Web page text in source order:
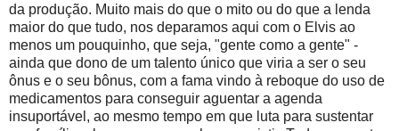
da produção. Muito mais do que o mito ou do que a lenda
maior do que tudo, nos deparamos aqui com o Elvis ao
menos um pouquinho, que seja, "gente como a gente" -
ainda que dono de um talento único que viria a ser o seu
ônus e o seu bônus, com a fama vindo à reboque do uso de
medicamentos para conseguir aguentar a agenda
insuportável, ao mesmo tempo em que luta para sustentar